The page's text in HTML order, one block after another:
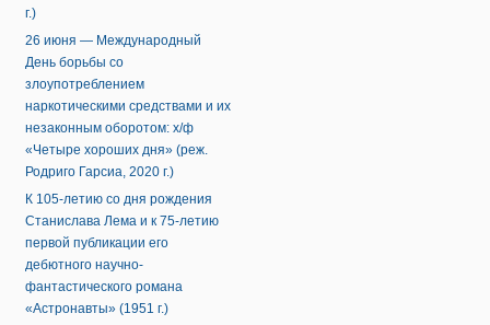
г.)
26 июня — Международный
День борьбы со
злоупотреблением
наркотическими средствами и их
незаконным оборотом: х/ф
«Четыре хороших дня» (реж.
Родриго Гарсиа, 2020 г.)
К 105-летию со дня рождения
Станислава Лема и к 75-летию
первой публикации его
дебютного научно-
фантастического романа
«Астронавты» (1951 г.)